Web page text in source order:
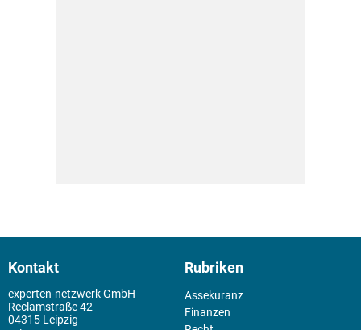
Kontakt
experten-netzwerk GmbH
Reclamstraße 42
04315 Leipzig
Rubriken
Assekuranz
Finanzen